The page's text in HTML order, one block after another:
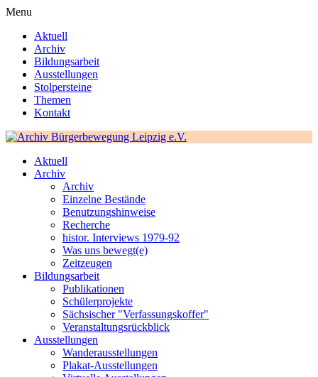
Menu
Aktuell
Archiv
Bildungsarbeit
Ausstellungen
Stolpersteine
Themen
Kontakt
Aktuell
Archiv
Archiv
Einzelne Bestände
Benutzungshinweise
Recherche
histor. Interviews 1979-92
Was uns bewegt(e)
Zeitzeugen
Bildungsarbeit
Publikationen
Schülerprojekte
Sächsischer "Verfassungskoffer"
Veranstaltungsrückblick
Ausstellungen
Wanderausstellungen
Plakat-Ausstellungen